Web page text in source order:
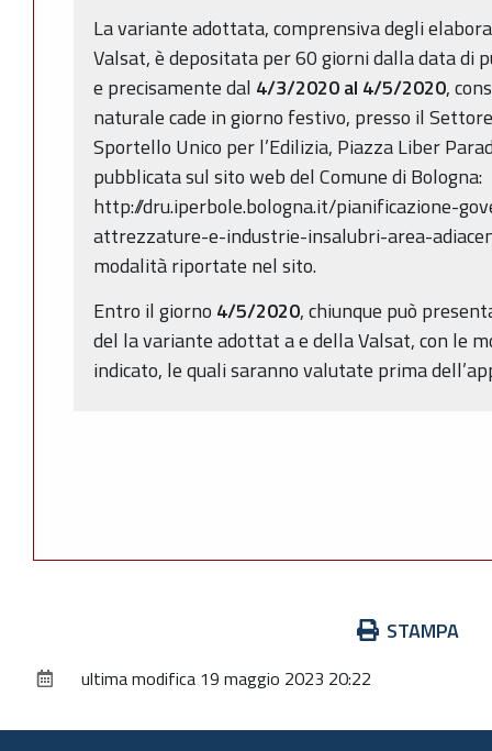
La variante adottata, comprensiva degli
Valsat, è depositata per 60 giorni dalla data di
e precisamente dal 4/3/2020 al 4/5/2020,
naturale cade in giorno festivo, presso il
Sportello Unico per l’Edilizia, Piazza Liber
pubblicata sul sito web del Comune di Bologna:
http://dru.iperbole.bologna.it/pianificazione-
attrezzature-e-industrie-insalubri-area-
modalità riportate nel sito.
Entro il giorno 4/5/2020, chiunque può
del la variante adottat a e della Valsat, con le
indicato, le quali saranno valutate prima
documento
STAMPA
ultima modifica 19 maggio 2023 20:22